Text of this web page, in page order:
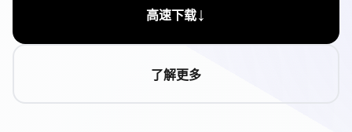
高速下载↓
了解更多